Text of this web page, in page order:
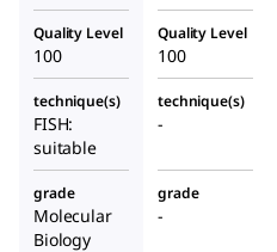
Quality Level
100
Quality Level
100
technique(s)
FISH:
suitable
technique(s)
-
grade
Molecular
Biology
grade
-